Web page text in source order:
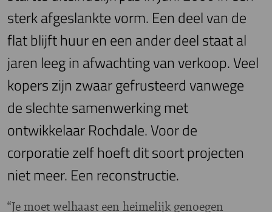
sterk afgeslankte vorm. Een deel van de
flat blijft huur en een ander deel staat al
jaren leeg in afwachting van verkoop. Veel
kopers zijn zwaar gefrusteerd vanwege
de slechte samenwerking met
ontwikkelaar Rochdale. Voor de
corporatie zelf hoeft dit soort projecten
niet meer. Een reconstructie.
“Je moet welhaast een heimelijk genoegen